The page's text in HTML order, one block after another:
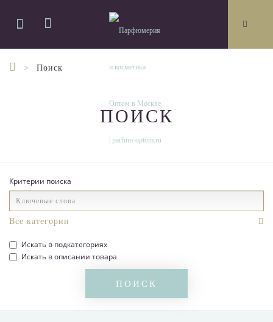
Поиск
ПОИСК
Критерии поиска
Искать в подкатегориях
Искать в описании товара